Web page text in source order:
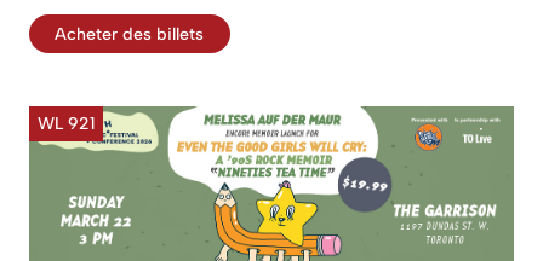
Acheter des billets
WL 921